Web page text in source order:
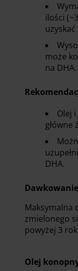
ilości
może
na DHA.
Olej
główne
DHA.
Dawkowanie
Maksymalna
zmielonego
powyżej 3
Olej